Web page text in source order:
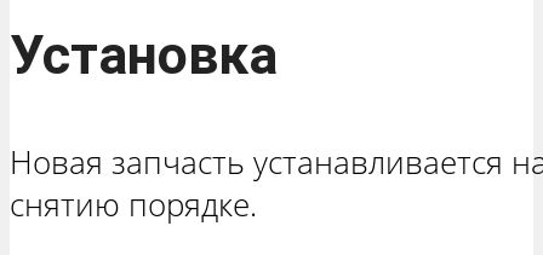
Установка
Новая запчасть устанавливается
снятию порядке.